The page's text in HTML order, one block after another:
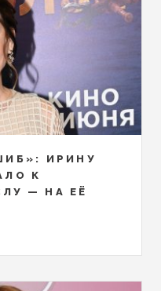
ИРИНУ
К
— НА ЕЁ